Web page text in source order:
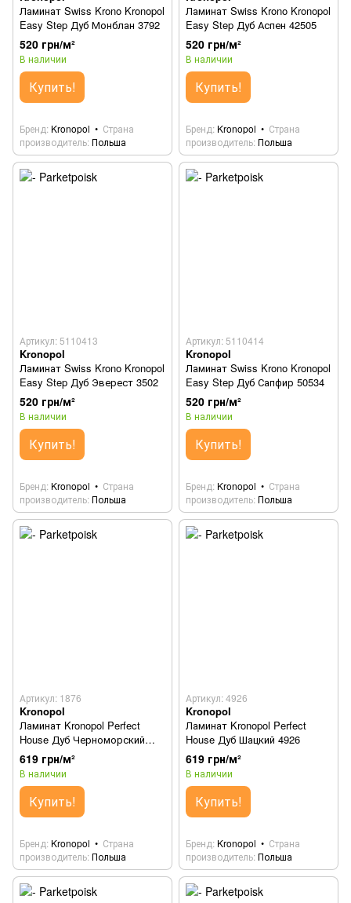
Ламинат Swiss Krono Kronopol
Easy Step Дуб Монблан 3792
520 грн/м²
В наличии
Купить!
Бренд Kronopol
Страна
производитель Польша
Ламинат Swiss Krono Kronopol
Easy Step Дуб Аспен 42505
520 грн/м²
В наличии
Купить!
Бренд Kronopol
Страна
производитель Польша
Артикул: 5110413
Kronopol
Ламинат Swiss Krono Kronopol
Easy Step Дуб Эверест 3502
520 грн/м²
В наличии
Купить!
Бренд Kronopol
Страна
производитель Польша
Артикул: 5110414
Kronopol
Ламинат Swiss Krono Kronopol
Easy Step Дуб Сапфир 50534
520 грн/м²
В наличии
Купить!
Бренд Kronopol
Страна
производитель Польша
Артикул: 1876
Kronopol
Ламинат Kronopol Perfect
House Дуб Черноморский
1876
619 грн/м²
В наличии
Купить!
Бренд Kronopol
Страна
производитель Польша
Артикул: 4926
Kronopol
Ламинат Kronopol Perfect
House Дуб Шацкий 4926
619 грн/м²
В наличии
Купить!
Бренд Kronopol
Страна
производитель Польша